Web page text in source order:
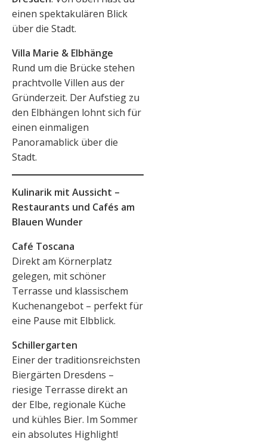
einen spektakulären Blick
über die Stadt.
Villa Marie & Elbhänge
Rund um die Brücke stehen
prachtvolle Villen aus der
Gründerzeit. Der Aufstieg zu
den Elbhängen lohnt sich für
einen einmaligen
Panoramablick über die
Stadt.
Kulinarik mit Aussicht –
Restaurants und Cafés am
Blauen Wunder
Café Toscana
Direkt am Körnerplatz
gelegen, mit schöner
Terrasse und klassischem
Kuchenangebot – perfekt für
eine Pause mit Elbblick.
Schillergarten
Einer der traditionsreichsten
Biergärten Dresdens –
riesige Terrasse direkt an
der Elbe, regionale Küche
und kühles Bier. Im Sommer
ein absolutes Highlight!